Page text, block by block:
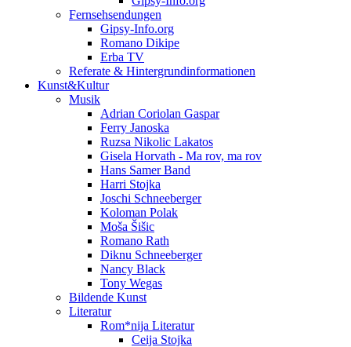
Fernsehsendungen
Gipsy-Info.org
Romano Dikipe
Erba TV
Referate & Hintergrundinformationen
Kunst&Kultur
Musik
Adrian Coriolan Gaspar
Ferry Janoska
Ruzsa Nikolic Lakatos
Gisela Horvath - Ma rov, ma rov
Hans Samer Band
Harri Stojka
Joschi Schneeberger
Koloman Polak
Moša Šišic
Romano Rath
Diknu Schneeberger
Nancy Black
Tony Wegas
Bildende Kunst
Literatur
Rom*nija Literatur
Ceija Stojka